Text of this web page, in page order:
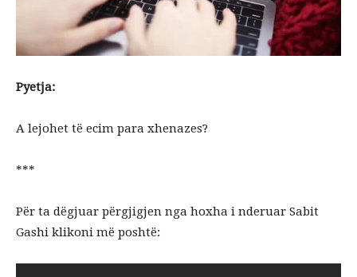
Pyetja:
A lejohet të ecim para xhenazes?
***
Për ta dëgjuar përgjigjen nga hoxha i nderuar Sabit
Gashi klikoni më poshtë: